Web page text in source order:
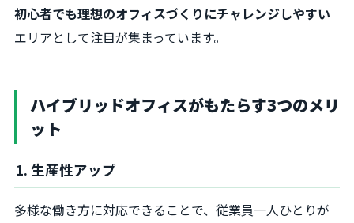
初心者でも理想のオフィスづくりにチャレンジしやすい
エリアとして注目が集まっています。
ハイブリッドオフィスがもたらす3つのメリ
ット
1. 生産性アップ
多様な働き方に対応できることで、従業員一人ひとりが